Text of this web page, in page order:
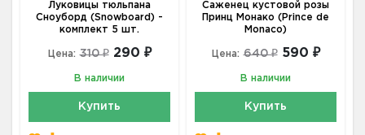
Луковицы тюльпана
Сноуборд (Snowboard) -
комплект 5 шт.
Цена: 310 ₽ 290 ₽
В наличии
Купить
Саженец кустовой розы
Принц Монако (Prince de
Monaco)
Цена: 640 ₽ 590 ₽
В наличии
Купить